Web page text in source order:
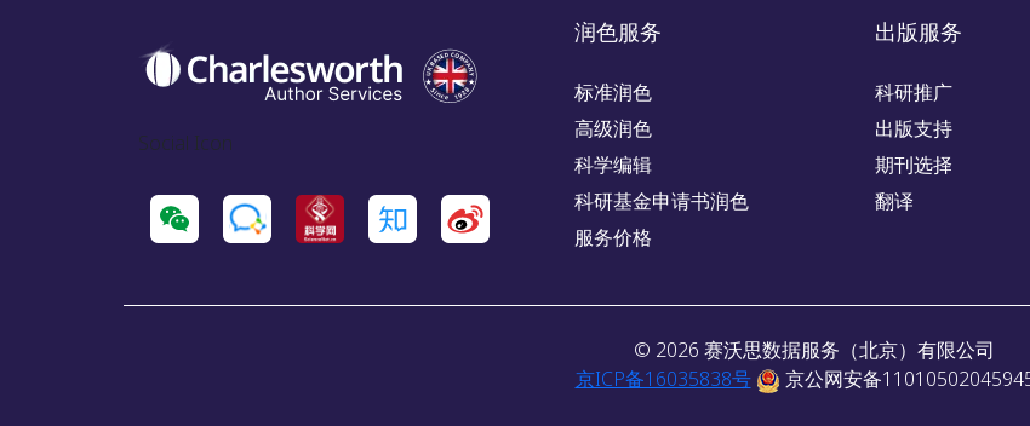
Social Icon
润色服务
标准润色
高级润色
科学编辑
科研基金申请书润色
服务价格
出版服务
科研推广
出版支持
期刊选择
翻译
© 2026 赛沃思数据服务（北京）有限公司
京ICP备16035838号
京公网安备